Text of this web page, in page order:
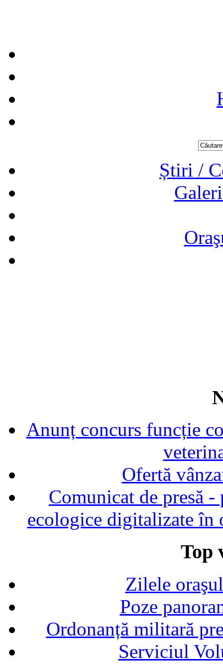
Știri /
Anunț concurs funcție
Ofertă
Comunicat de presă
ecologice digitalizate în
Top
Zilele
Poze
Ordonanță militară
Serviciul